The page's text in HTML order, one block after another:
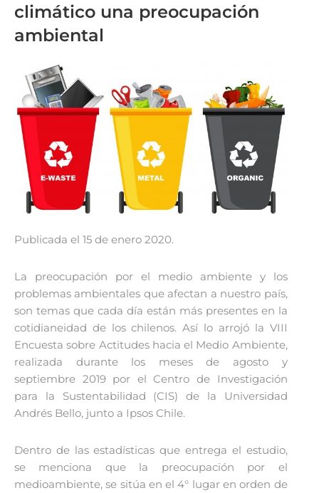
climático una preocupación
ambiental
Publicada el 15 de enero 2020.
La preocupación por el medio ambiente y los
problemas ambientales que afectan a nuestro país,
son temas que cada día están más presentes en la
cotidianeidad de los chilenos. Así lo arrojó la VIII
Encuesta sobre Actitudes hacia el Medio Ambiente,
realizada durante los meses de agosto y
septiembre 2019 por el Centro de Investigación
para la Sustentabilidad (CIS) de la Universidad
Andrés Bello, junto a Ipsos Chile.
Dentro de las estadísticas que entrega el estudio,
se menciona que la preocupación por el
medioambiente, se sitúa en el 4° lugar en orden de